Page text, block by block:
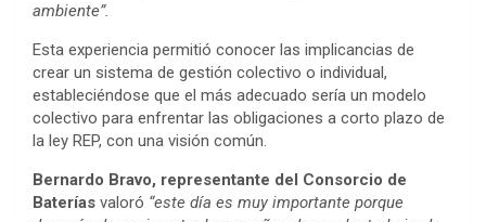
ambiente”.
Esta experiencia permitió conocer las implicancias de
crear un sistema de gestión colectivo o individual,
estableciéndose que el más adecuado sería un modelo
colectivo para enfrentar las obligaciones a corto plazo de
la ley REP, con una visión común.
Bernardo Bravo, representante del Consorcio de
Baterías valoró “este día es muy importante porque